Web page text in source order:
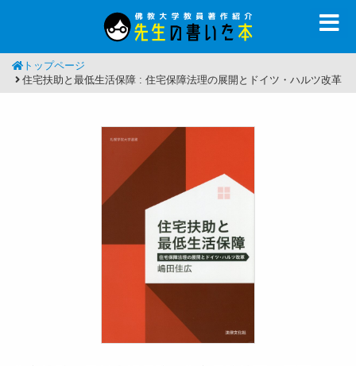
トップページ
住宅扶助と最低生活保障 : 住宅保障法理の展開とドイツ・ハルツ改革